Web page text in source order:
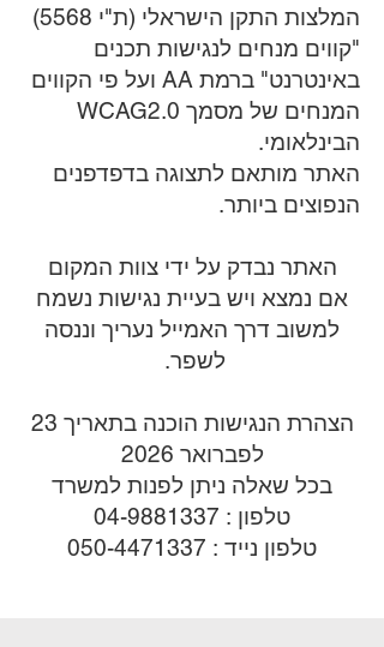
המלצות התקן הישראלי (ת"י 5568)
"קווים מנחים לנגישות תכנים
באינטרנט" ברמת AA ועל פי הקווים
המנחים של מסמך WCAG2.0
הבינלאומי.
האתר מותאם לתצוגה בדפדפנים
הנפוצים ביותר.
האתר נבדק על ידי צוות המקום
אם נמצא ויש בעיית נגישות נשמח
למשוב דרך האמייל נעריך וננסה
לשפר.
הצהרת הנגישות הוכנה בתאריך 23
לפברואר 2026
בכל שאלה ניתן לפנות למשרד
טלפון : 04-9881337
טלפון נייד : 050-4471337